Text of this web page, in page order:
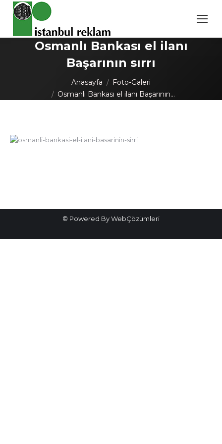
Osmanlı Bankası el ilanı
Başarının sırrı
Anasayfa
Foto-Galeri
Osmanlı Bankası el ilanı Başarının…
navigation
© Powered By WebÇözümleri